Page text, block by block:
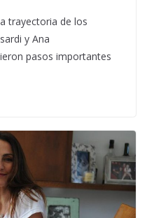
trayectoria de los
y Ana
pasos importantes